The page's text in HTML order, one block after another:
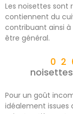
Les noisettes sont
contiennent du
contribuant ainsi
être général.
Pour un goût
idéalement issues